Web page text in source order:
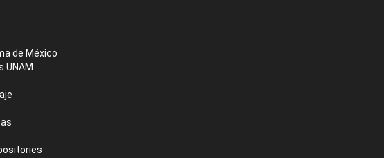
de México
UNAM